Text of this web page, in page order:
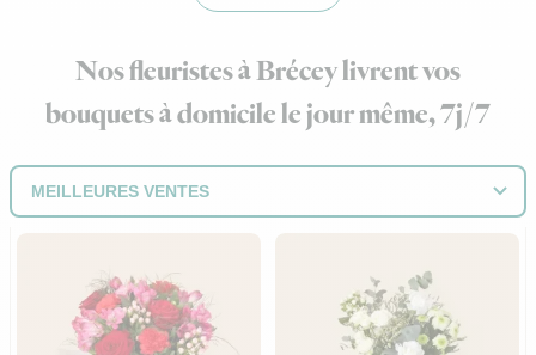
Nos fleuristes à Brécey livrent vos
bouquets à domicile le jour même, 7j/7